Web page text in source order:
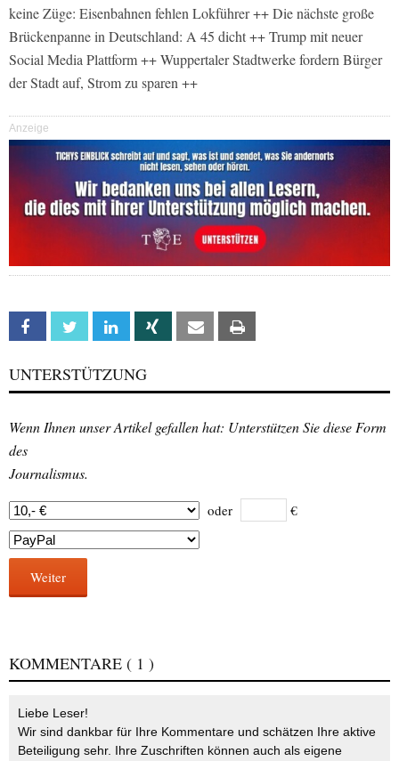
keine Züge: Eisenbahnen fehlen Lokführer ++ Die nächste große
Brückenpanne in Deutschland: A 45 dicht ++ Trump mit neuer
Social Media Plattform ++ Wuppertaler Stadtwerke fordern Bürger
der Stadt auf, Strom zu sparen ++
Anzeige
Facebook Twitter Linkedin Xing Email
UNTERSTÜTZUNG
Wenn Ihnen unser Artikel gefallen hat: Unterstützen Sie diese Form
des
Journalismus.
oder €
Weiter
KOMMENTARE ( 1 )
Liebe Leser!
Wir sind dankbar für Ihre Kommentare und schätzen Ihre aktive
Beteiligung sehr. Ihre Zuschriften können auch als eigene